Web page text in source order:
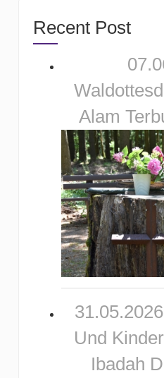
Recent Post
Alam
Und
Ibadah